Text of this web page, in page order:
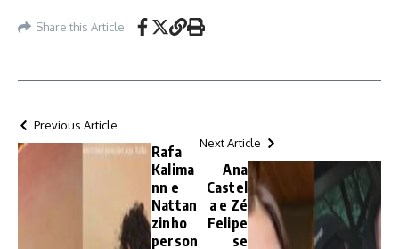
Share this Article
Previous Article
Rafa
Kalima
nn e
Nattan
zinho
person
Next Article
Ana
Castel
a e Zé
Felipe
se